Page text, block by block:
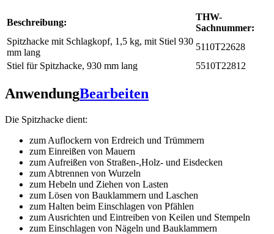
Beschreibung:
THW-
Sachnummer:
Spitzhacke mit Schlagkopf, 1,5 kg, mit Stiel 930
mm lang
5110T22628
Stiel für Spitzhacke, 930 mm lang
5510T22812
AnwendungBearbeiten
Die Spitzhacke dient:
zum Auflockern von Erdreich und Trümmern
zum Einreißen von Mauern
zum Aufreißen von Straßen-,Holz- und Eisdecken
zum Abtrennen von Wurzeln
zum Hebeln und Ziehen von Lasten
zum Lösen von Bauklammern und Laschen
zum Halten beim Einschlagen von Pfählen
zum Ausrichten und Eintreiben von Keilen und Stempeln
zum Einschlagen von Nägeln und Bauklammern